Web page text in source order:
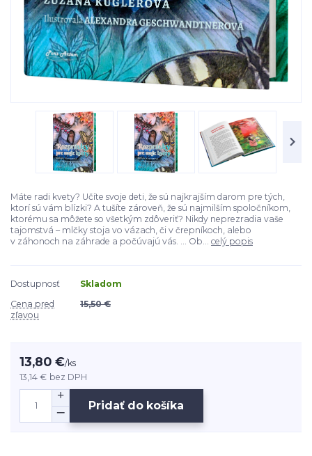
Máte radi kvety? Učíte svoje deti, že sú najkrajším darom pre tých,
ktorí sú vám blízki? A tušíte zároveň, že sú najmilším spoločníkom,
ktorému sa môžete so všetkým zdôveriť? Nikdy neprezradia vaše
tajomstvá – mlčky stoja vo vázach, či v črepníkoch, alebo
v záhonoch na záhrade a počúvajú vás. ... Ob... celý popis
Dostupnosť
Skladom
Cena pred
zľavou
15,50 €
13,80 €/ks
13,14 € bez DPH
Pridať do košíka